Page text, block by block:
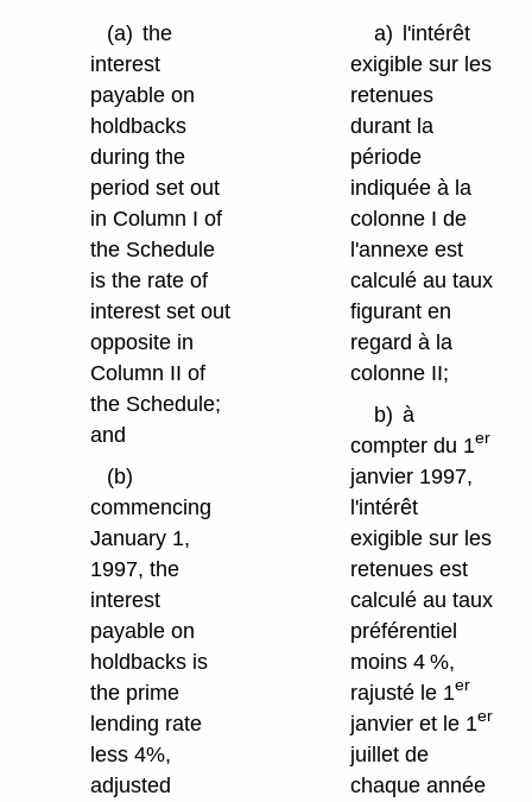
(a) the
interest
payable on
holdbacks
during the
period set out
in Column I of
the Schedule
is the rate of
interest set out
opposite in
Column II of
the Schedule;
and
(b)
commencing
January 1,
1997, the
interest
payable on
holdbacks is
the prime
lending rate
less 4%,
adjusted
a)
l'intérêt
exigible sur les
retenues
durant la
période
indiquée à la
colonne I de
l'annexe est
calculé au taux
figurant en
regard à la
colonne II;
b) à
compter du 1er
janvier 1997,
l'intérêt
exigible sur les
retenues est
calculé au taux
préférentiel
moins 4 %,
rajusté le 1er
janvier et le 1er
juillet de
chaque année